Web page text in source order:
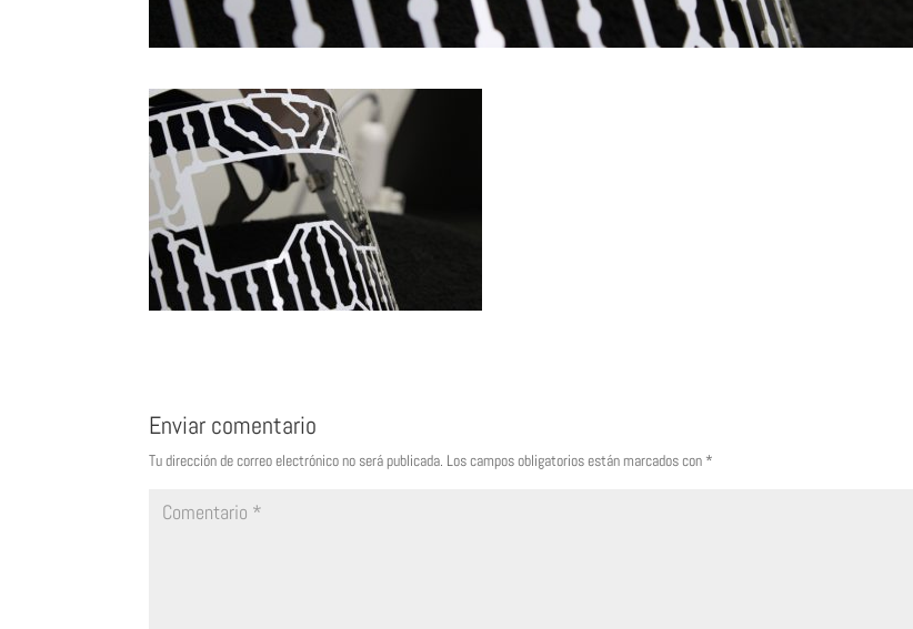
Enviar comentario
Tu dirección de correo electrónico no será publicada. Los campos obligatorios están marcados con *